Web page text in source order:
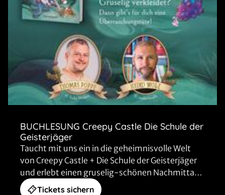
BUCHLESUNG Creepy Castle Die Schule der
Geisterjäger
Taucht mit uns ein in die geheimnisvolle Welt
von Creepy Castle + Die Schule der Geisterjäger
und erlebt einen gruselig-schönen Nachmittag
mit den Autoren Thomas Poppe und Heiko Wolz!
Tickets sichern